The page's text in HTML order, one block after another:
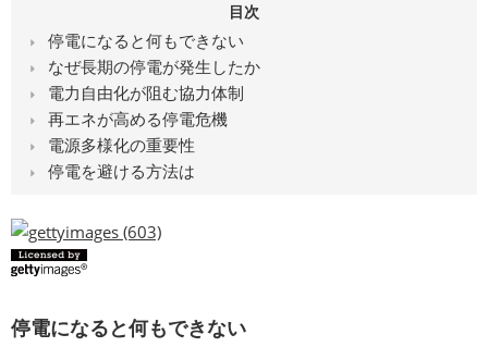
目次
停電になると何もできない
なぜ長期の停電が発生したか
電力自由化が阻む協力体制
再エネが高める停電危機
電源多様化の重要性
停電を避ける方法は
停電になると何もできない